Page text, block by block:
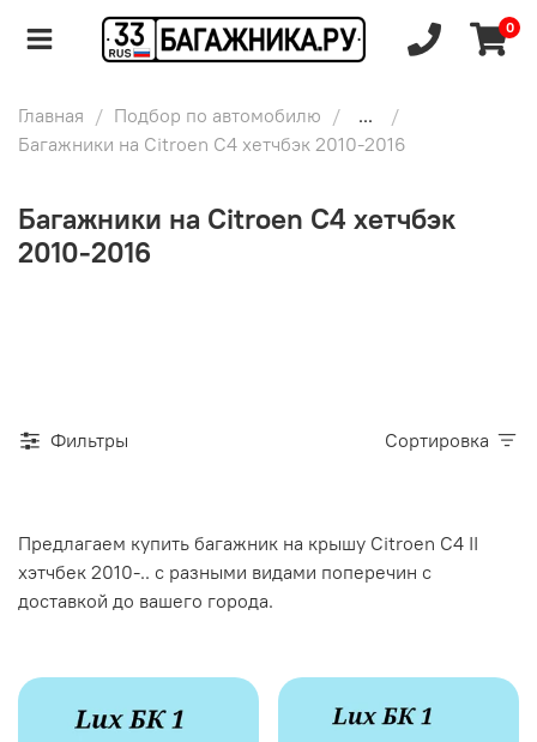
0
Главная Подбор по автомобилю
...
Багажники на Citroen C4 хетчбэк 2010-2016
Багажники на Citroen C4 хетчбэк
2010-2016
Фильтры Сортировка
Предлагаем купить багажник на крышу Citroen С4 II
хэтчбек 2010-.. с разными видами поперечин с
доставкой до вашего города.